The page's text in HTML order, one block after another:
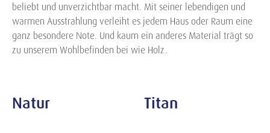
beliebt und unverzichtbar macht. Mit seiner lebendigen und
warmen Ausstrahlung verleiht es jedem Haus oder Raum eine
ganz besondere Note. Und kaum ein anderes Material trägt so
zu unserem Wohlbefinden bei wie Holz.
Natur Titan